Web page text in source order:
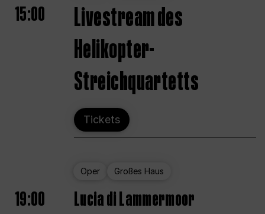
15:00
Livestream des
Helikopter-
Streichquartetts
Tickets
Oper Großes Haus
19:00 Lucia di Lammermoor